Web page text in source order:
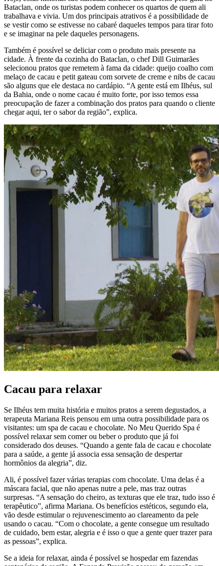
Bataclan, onde os turistas podem conhecer os quartos de quem ali
trabalhava e vivia. Um dos principais atrativos é a possibilidade de
se vestir como se estivesse no cabaré daqueles tempos para tirar foto
e se imaginar na pele daqueles personagens.
Também é possível se deliciar com o produto mais presente na
cidade. À frente da cozinha do Bataclan, o chef Dill Guimarães
selecionou pratos que remetem à fama da cidade: queijo coalho com
melaço de cacau e petit gateau com sorvete de creme e nibs de cacau
são alguns que ele destaca no cardápio. “A gente está em Ilhéus, sul
da Bahia, onde o nome cacau é muito forte, por isso temos essa
preocupação de fazer a combinação dos pratos para quando o cliente
chegar aqui, ter o sabor da região”, explica.
Cacau para relaxar
Se Ilhéus tem muita história e muitos pratos a serem degustados, a
terapeuta Mariana Reis pensou em uma outra possibilidade para os
visitantes: um spa de cacau e chocolate. No Meu Querido Spa é
possível relaxar sem comer ou beber o produto que já foi
considerado dos deuses. “Quando a gente fala de cacau e chocolate
para a saúde, a gente já associa essa sensação de despertar
hormônios da alegria”, diz.
Ali, é possível fazer várias terapias com chocolate. Uma delas é a
máscara facial, que não apenas nutre a pele, mas traz outras
surpresas. “A sensação do cheiro, as texturas que ele traz, tudo isso é
terapêutico”, afirma Mariana. Os benefícios estéticos, segundo ela,
vão desde estimular o rejuvenescimento ao clareamento da pele
usando o cacau. “Com o chocolate, a gente consegue um resultado
de cuidado, bem estar, alegria e é isso o que a gente quer trazer para
as pessoas”, explica.
Se a ideia for relaxar, ainda é possível se hospedar em fazendas